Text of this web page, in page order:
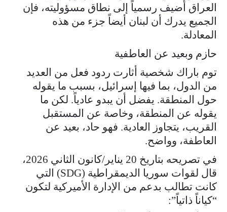
العراق أُضيف رسمياً إلى نطاق مسؤوليته، فإن
الجميع يدرك أن لبنان أيضاً جزء من هذه
المعادلة.
حازم وبعيد عن العاطفية
توم باراك شخصية أثارت ردود فعل من العديد
من الدول، بما فيها إسرائيل، بسبب ما يقوله
حول المنطقة. يفضل أن يبدو عادياً. لكن ما
يقوله عن المنطقة، وخاصة عن المستقبل
القريب، يتجاوز العادية. فهو حاد، بعيد عن
العاطفة، وواضح.
في تصريحه بتاريخ 20 يناير/كانون الثاني 2026،
قال لقوات سوريا الديمقراطية (SDG) التي
كانت تطالب بدعم من الإدارة الأميركية لتكون
“كياناً ذاتياً”: